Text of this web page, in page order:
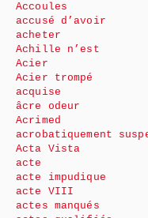
Accoules
accusé d’avoir
acheter
Achille n’est
Acier
Acier trompé
acquise
âcre odeur
Acrimed
acrobatiquement
Acta Vista
acte
acte impudique
acte VIII
actes manqués